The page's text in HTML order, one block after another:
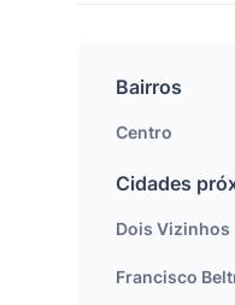
Bairros
Centro
Cidades
Dois Vizinhos
Francisco